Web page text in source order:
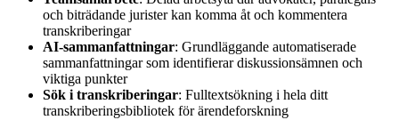
och biträdande jurister kan komma åt och kommentera
transkriberingar
AI-sammanfattningar: Grundläggande automatiserade
sammanfattningar som identifierar diskussionsämnen och
viktiga punkter
Sök i transkriberingar: Fulltextsökning i hela ditt
transkriberingsbibliotek för ärendeforskning